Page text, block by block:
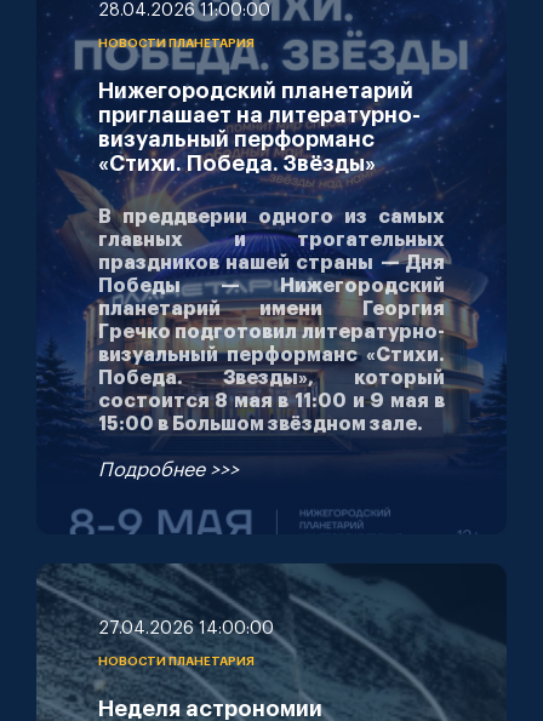
28.04.2026 11:00:00
НОВОСТИ ПЛАНЕТАРИЯ
Нижегородский планетарий
приглашает на литературно-
визуальный перформанс
«Стихи. Победа. Звёзды»
В преддверии одного из самых
главных и трогательных
праздников нашей страны — Дня
Победы — Нижегородский
планетарий имени Георгия
Гречко подготовил литературно-
визуальный перформанс «Стихи.
Победа. Звезды», который
состоится 8 мая в 11:00 и 9 мая в
15:00 в Большом звёздном зале.
Подробнее >>>
27.04.2026 14:00:00
НОВОСТИ ПЛАНЕТАРИЯ
Неделя астрономии